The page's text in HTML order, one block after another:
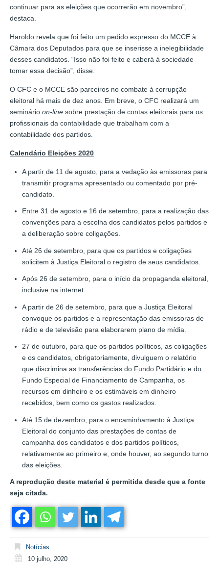
continuar para as eleições que ocorrerão em novembro”,
destaca.
Haroldo revela que foi feito um pedido expresso do MCCE à
Câmara dos Deputados para que se inserisse a inelegibilidade
desses candidatos. “Isso não foi feito e caberá à sociedade
tomar essa decisão”, disse.
O CFC e o MCCE são parceiros no combate à corrupção
eleitoral há mais de dez anos. Em breve, o CFC realizará um
seminário on-line sobre prestação de contas eleitorais para os
profissionais da contabilidade que trabalham com a
contabilidade dos partidos.
Calendário Eleições 2020
A partir de 11 de agosto, para a vedação às emissoras para
transmitir programa apresentado ou comentado por pré-
candidato.
Entre 31 de agosto e 16 de setembro, para a realização das
convenções para a escolha dos candidatos pelos partidos e
a deliberação sobre coligações.
Até 26 de setembro, para que os partidos e coligações
solicitem à Justiça Eleitoral o registro de seus candidatos.
Após 26 de setembro, para o início da propaganda eleitoral,
inclusive na internet.
A partir de 26 de setembro, para que a Justiça Eleitoral
convoque os partidos e a representação das emissoras de
rádio e de televisão para elaborarem plano de mídia.
27 de outubro, para que os partidos políticos, as coligações
e os candidatos, obrigatoriamente, divulguem o relatório
que discrimina as transferências do Fundo Partidário e do
Fundo Especial de Financiamento de Campanha, os
recursos em dinheiro e os estimáveis em dinheiro
recebidos, bem como os gastos realizados.
Até 15 de dezembro, para o encaminhamento à Justiça
Eleitoral do conjunto das prestações de contas de
campanha dos candidatos e dos partidos políticos,
relativamente ao primeiro e, onde houver, ao segundo turno
das eleições.
A reprodução deste material é permitida desde que a fonte
seja citada.
Notícias
10 julho, 2020